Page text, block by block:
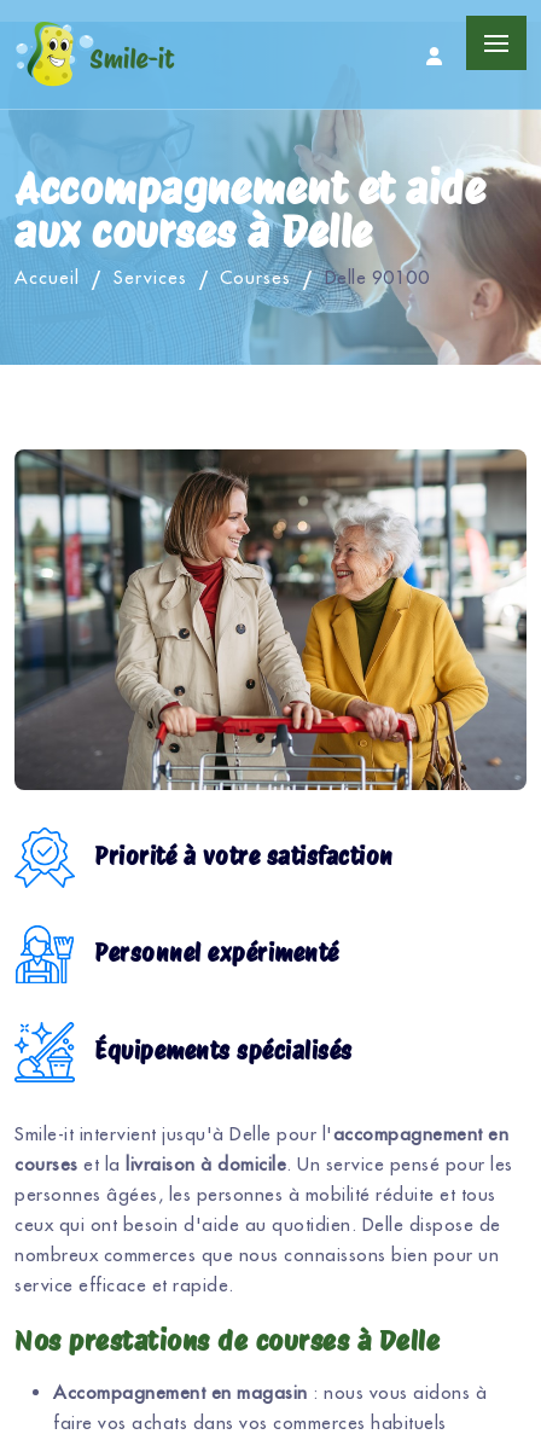
Accompagnement et aide
aux courses à Delle
Accueil Services Courses Delle 90100
Priorité à votre satisfaction
Personnel expérimenté
Équipements spécialisés
Smile-it intervient jusqu'à Delle pour l'accompagnement en
courses et la livraison à domicile. Un service pensé pour les
personnes âgées, les personnes à mobilité réduite et tous
ceux qui ont besoin d'aide au quotidien. Delle dispose de
nombreux commerces que nous connaissons bien pour un
service efficace et rapide.
Nos prestations de courses à Delle
Accompagnement en magasin : nous vous aidons à
faire vos achats dans vos commerces habituels